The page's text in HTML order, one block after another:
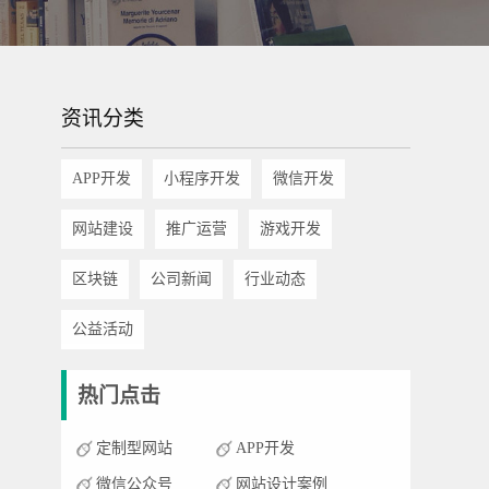
资讯分类
APP开发 小程序开发 微信开发
网站建设 推广运营 游戏开发
区块链 公司新闻 行业动态
公益活动
热门点击
定制型网站 APP开发
微信公众号 网站设计案例